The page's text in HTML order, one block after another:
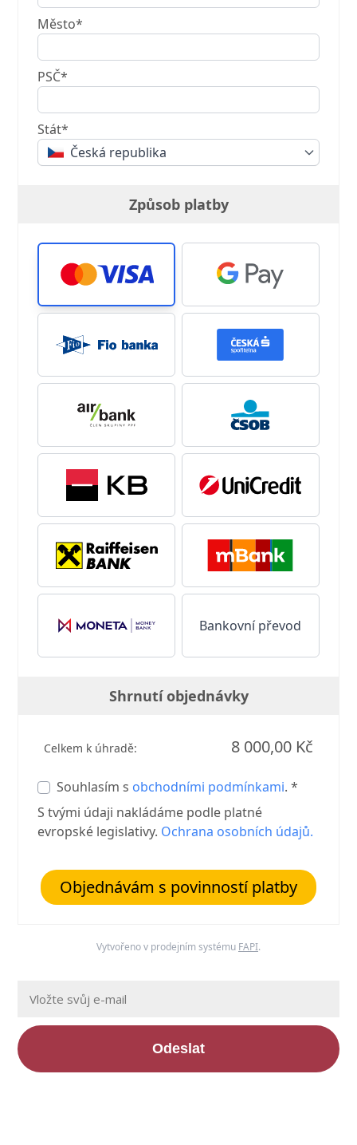
Město*
PSČ*
Stát*
Česká republika
Způsob platby
Bankovní převod
Shrnutí objednávky
Celkem k úhradě: 8 000,00 Kč
Souhlasím s obchodními podmínkami. *
S tvými údaji nakládáme podle platné
evropské legislativy. Ochrana osobních údajů.
Objednávám s povinností platby
Vytvořeno v prodejním systému FAPI.
Odeslat